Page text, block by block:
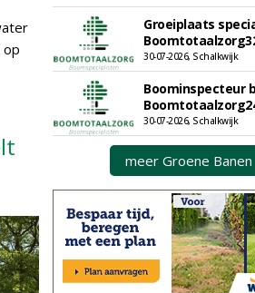
op
Groeiplaats
30-07-2026, Schalkwijk
Boominspecteur
30-07-2026, Schalkwijk
meer Groene Banen